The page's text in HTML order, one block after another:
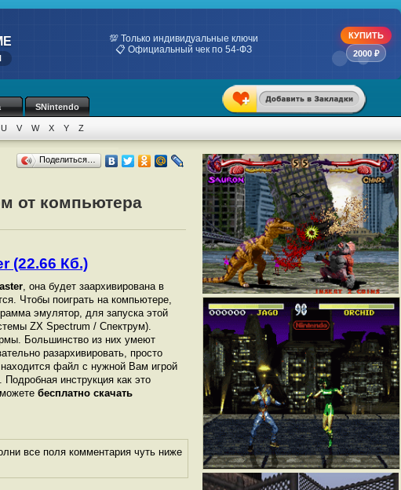
💯 Только индивидуальные ключи
📋 Официальный чек по 54-ФЗ
КУПИТЬ
2000 ₽
SNintendo
U V W X Y Z
Поделиться…
от компьютера
(22.66 Кб.)
, она будет заархивирована в
Чтобы поиграть на компьютере,
эмулятор, для запуска этой
ZX Spectrum / Спектрум).
Большинство из них умеют
разархивировать, просто
файл с нужной Вам игрой
инструкция как это
бесплатно скачать
все поля комментария чуть ниже